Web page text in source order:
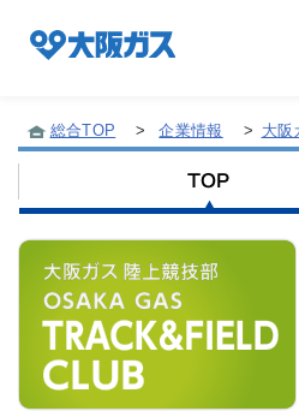
企業/グループについて
社会貢献
総合TOP > 企業情報 > 大阪